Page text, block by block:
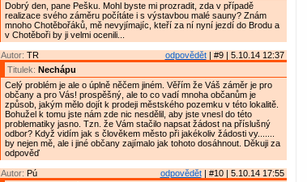
Dobrý den, pane Pešku. Mohl byste mi prozradit, zda v případě
realizace svého záměru počítáte i s výstavbou malé sauny? Znám
mnoho Chotěbořáků, mě nevyjímajíc, kteří za ní nyní jezdí do Brodu a
v Chotěboři by ji velmi ocenili...
odpovědět| #9 | 5.10.14 12:37
Autor: TR
Titulek: Nechápu
Celý problém je ale o úplně něčem jiném. Věřím že Váš záměr je pro
občany a pro Vás! prospěšný, ale to co vadí mnoha občanům je
způsob, jakým mělo dojít k prodeji městského pozemku v této lokalitě.
Bohužel k tomu jste nám zde nic nesdělil, aby jste vnesl do této
problematiky jasno. Tzn. že Vám stačilo napsat žádost na příslušný
odbor? Když vidím jak s člověkem město při jakékoliv žádosti vy.......
by nejen mě, ale i jiné občany zajímalo jak tohoto dosáhnout. Děkuji za
odpověď
odpovědět| #10 | 5.10.14 17:55
Autor: Pú